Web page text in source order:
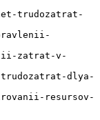
trudozatrat-
zatrat-v-
trudozatrat-dlya-
resursov-